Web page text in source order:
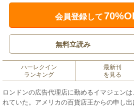
会員登録して
無料立読み
ハーレクイン
ランキング
最新刊
を見る
ロンドンの広告代理店に勤めるイマジェン
れていた。アメリカの百貨店王からの申し